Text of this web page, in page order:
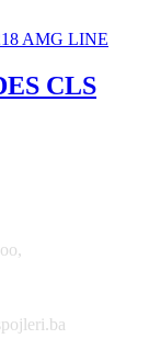
CLS